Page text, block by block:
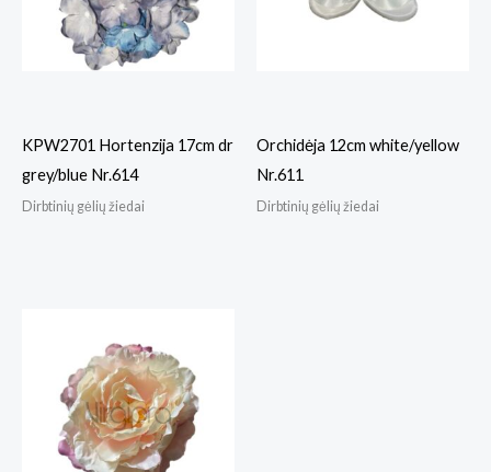
KPW2701 Hortenzija 17cm dr
grey/blue Nr.614
Dirbtinių gėlių žiedai
Orchidėja 12cm white/yellow
Nr.611
Dirbtinių gėlių žiedai